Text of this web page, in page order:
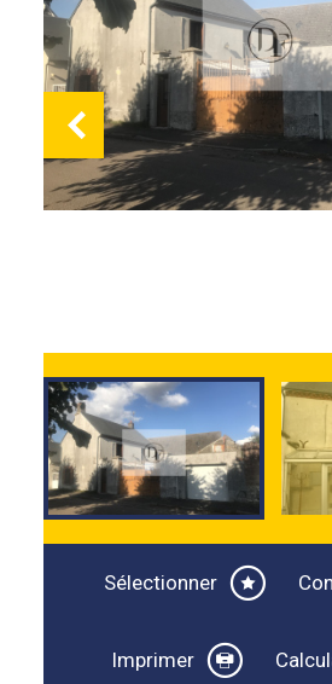
Sélectionner
Imprimer